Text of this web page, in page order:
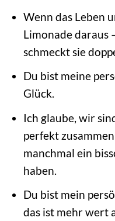
Wenn das Leben
Limonade daraus
schmeckt sie
Du bist meine
Glück.
Ich glaube, wir
perfekt
manchmal ein
haben.
Du bist mein
das ist mehr wert